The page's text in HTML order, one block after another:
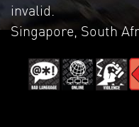
invalid.
Singapore, South